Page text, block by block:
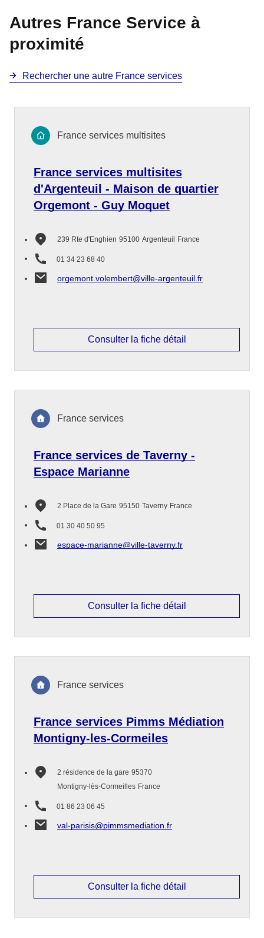
Autres France Service à
proximité
Rechercher une autre France services
France services multisites
d'Argenteuil - Maison de quartier
Orgemont - Guy Moquet
239 Rte d'Enghien 95100 Argenteuil France
01 34 23 68 40
orgemont.volembert@ville-argenteuil.fr
France services multisites
Consulter la fiche détail
France services de Taverny -
Espace Marianne
2 Place de la Gare 95150 Taverny France
01 30 40 50 95
espace-marianne@ville-taverny.fr
France services
Consulter la fiche détail
France services Pimms Médiation
Montigny-les-Cormeiles
2 résidence de la gare 95370
Montigny-lès-Cormeilles France
01 86 23 06 45
val-parisis@pimmsmediation.fr
France services
Consulter la fiche détail